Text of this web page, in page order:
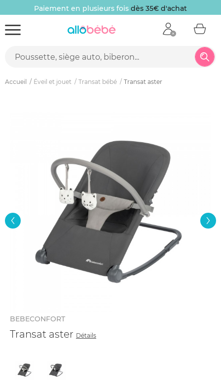
Paiement en plusieurs fois dès 35€ d'achat
Accueil Éveil et jouet Transat bébé Transat aster
BEBECONFORT
Transat aster Détails